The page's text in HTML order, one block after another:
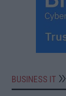
BUSINESS IT